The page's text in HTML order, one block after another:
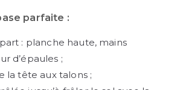
parfaite :
: planche haute, mains
d’épaules ;
la tête aux talons ;